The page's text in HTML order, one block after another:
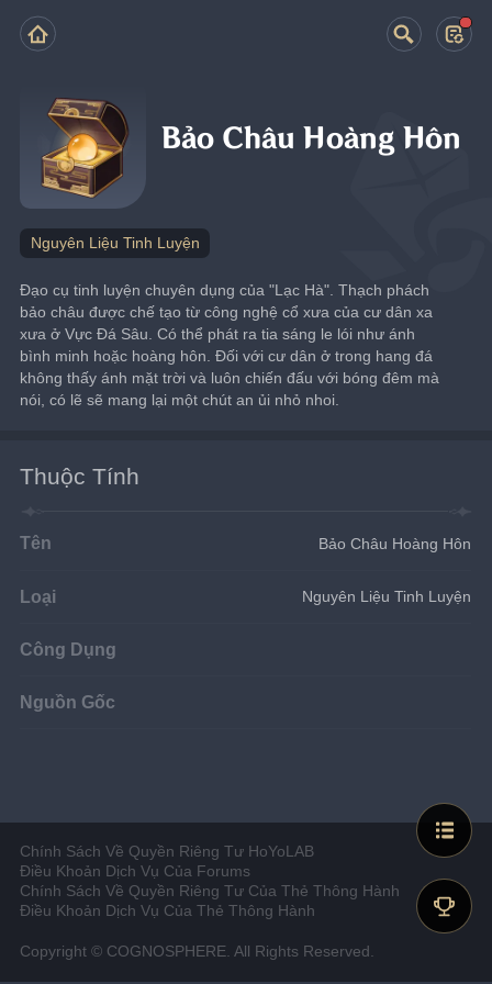
Bảo Châu Hoàng Hôn
Nguyên Liệu Tinh Luyện
Đạo cụ tinh luyện chuyên dụng của "Lạc Hà". Thạch phách
bảo châu được chế tạo từ công nghệ cổ xưa của cư dân xa
xưa ở Vực Đá Sâu. Có thể phát ra tia sáng le lói như ánh
bình minh hoặc hoàng hôn. Đối với cư dân ở trong hang đá
không thấy ánh mặt trời và luôn chiến đấu với bóng đêm mà
nói, có lẽ sẽ mang lại một chút an ủi nhỏ nhoi.
Thuộc Tính
Tên Bảo Châu Hoàng Hôn
Loại Nguyên Liệu Tinh Luyện
Công Dụng
Nguồn Gốc
Chính Sách Về Quyền Riêng Tư HoYoLAB
Điều Khoản Dịch Vụ Của Forums
Chính Sách Về Quyền Riêng Tư Của Thẻ Thông Hành
Điều Khoản Dịch Vụ Của Thẻ Thông Hành
Copyright © COGNOSPHERE. All Rights Reserved.